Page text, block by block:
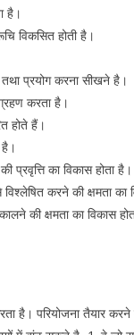
है।
विकसित होती है।
प्रयोग करना सीखने है।
करता है।
होते हैं।
है।
का विकास होता है।
करने की क्षमता का
की क्षमता का विकास
है। परियोजना तैयार